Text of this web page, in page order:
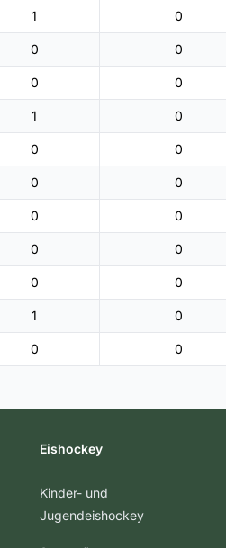
1 0
0 0
0 0
1 0
0 0
0 0
0 0
0 0
0 0
1 0
0 0
Eishockey
Kinder- und
Jugendeishockey